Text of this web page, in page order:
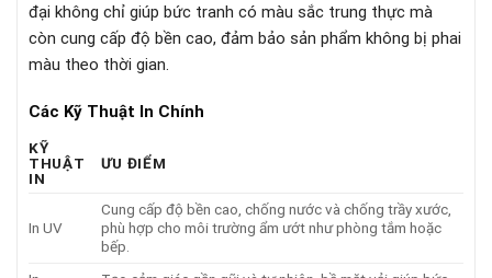
đại không chỉ giúp bức tranh có màu sắc trung thực mà
còn cung cấp độ bền cao, đảm bảo sản phẩm không bị phai
màu theo thời gian.
Các Kỹ Thuật In Chính
KỸ
THUẬT
IN
ƯU ĐIỂM
In UV
Cung cấp độ bền cao, chống nước và chống trầy xước,
phù hợp cho môi trường ẩm ướt như phòng tắm hoặc
bếp.